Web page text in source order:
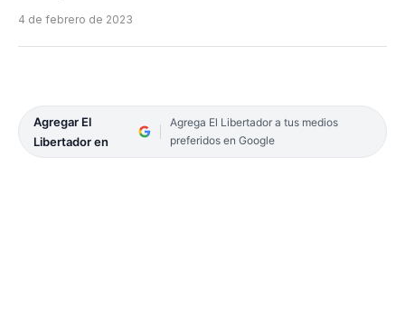
4 de febrero de 2023
Agregar El
Libertador en
Agrega El Libertador a tus medios
preferidos en Google